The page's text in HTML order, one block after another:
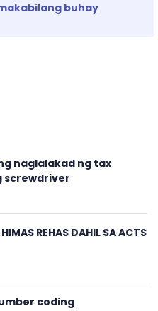
buhay
naglalakad ng tax
screwdriver
REHAS DAHIL SA ACTS
coding